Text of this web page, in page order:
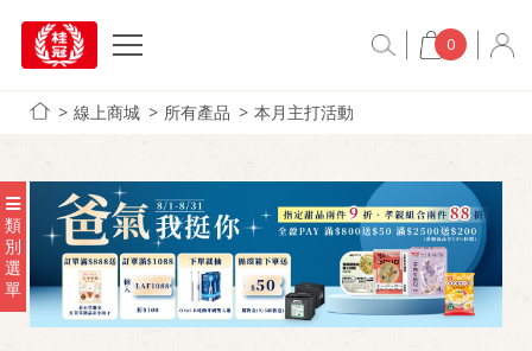
0
線上商城 所有產品 本月主打活動
類
別
選
單